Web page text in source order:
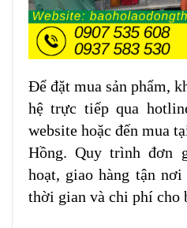
Để đặt mua sản phẩm,
hệ trực tiếp qua
website hoặc đến mua
Hồng. Quy trình đơn
hoạt, giao hàng tận
thời gian và chi phí cho